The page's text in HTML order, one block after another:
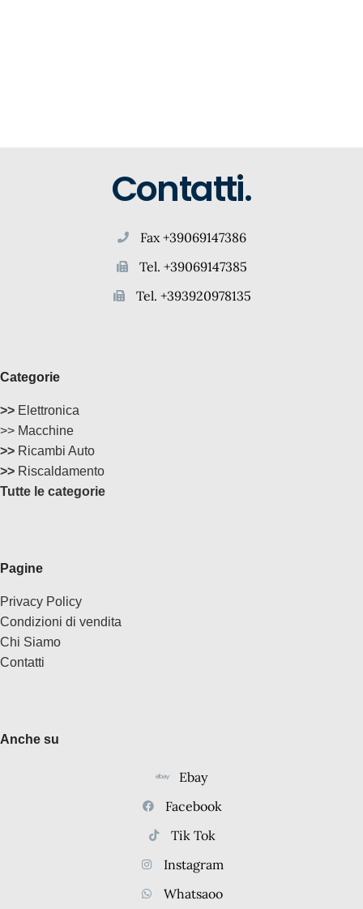
Contatti.
Fax +39069147386
Tel. +39069147385
Tel. +393920978135
Categorie
>> Elettronica
>> Macchine
>> Ricambi Auto
>> Riscaldamento
Tutte le categorie
Pagine
Privacy Policy
Condizioni di vendita
Chi Siamo
Contatti
Anche su
Ebay
Facebook
Tik Tok
Instagram
Whatsaoo